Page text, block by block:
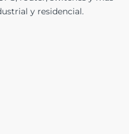
y residencial.